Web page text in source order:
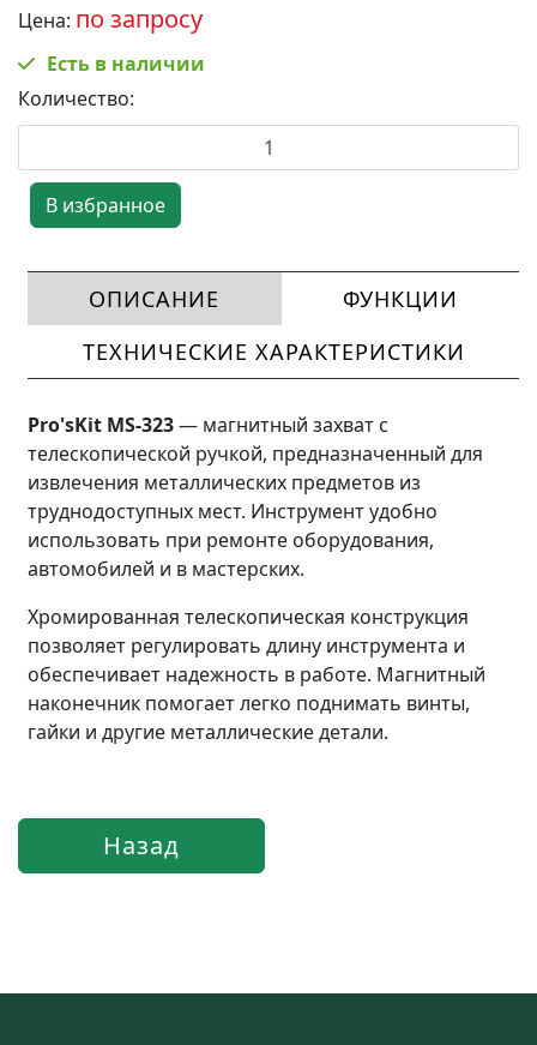
Цена: по запросу
Есть в наличии
Количество:
ОПИСАНИЕ
ФУНКЦИИ
ТЕХНИЧЕСКИЕ ХАРАКТЕРИСТИКИ
Pro'sKit MS-323— магнитный захват с
телескопической ручкой, предназначенный для
извлечения металлических предметов из
труднодоступных мест. Инструмент удобно
использовать при ремонте оборудования,
автомобилей и в мастерских.
Хромированная телескопическая конструкция
позволяет регулировать длину инструмента и
обеспечивает надежность в работе. Магнитный
наконечник помогает легко поднимать винты,
гайки и другие металлические детали.